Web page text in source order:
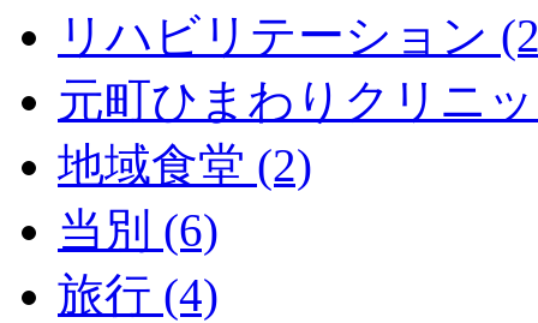
リハビリテーション
元町ひまわりクリニ
地域食堂 (2)
当別 (6)
旅行 (4)